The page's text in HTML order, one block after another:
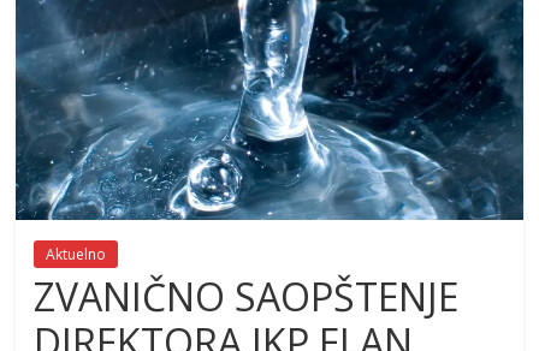
Aktuelno
ZVANIČNO SAOPŠTENJE